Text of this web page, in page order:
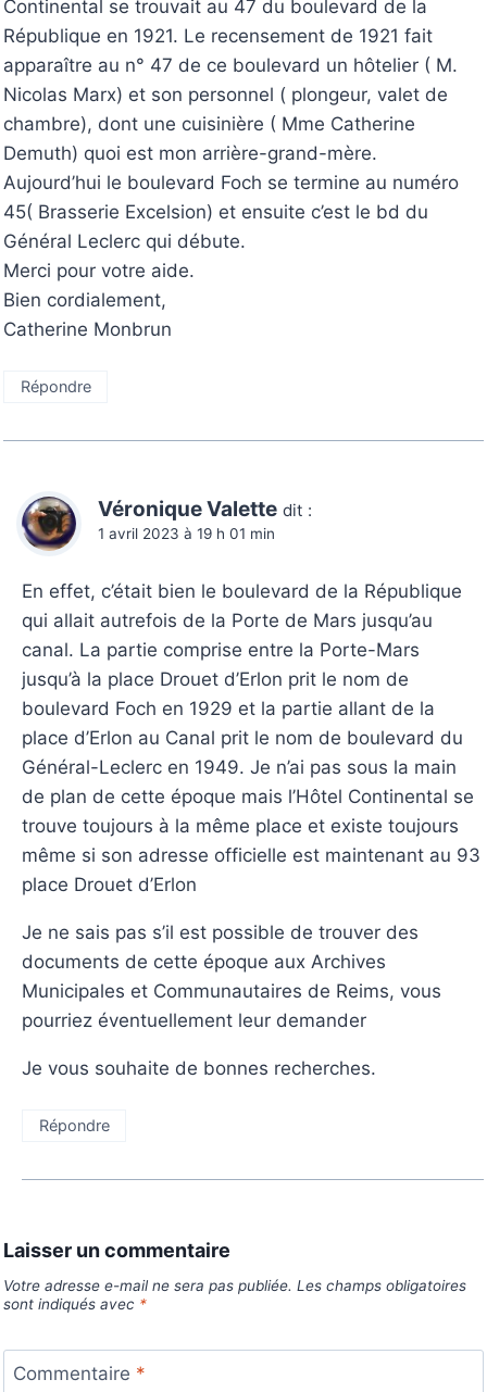
Continental se trouvait au 47 du boulevard de la
République en 1921. Le recensement de 1921 fait
apparaître au n° 47 de ce boulevard un hôtelier ( M.
Nicolas Marx) et son personnel ( plongeur, valet de
chambre), dont une cuisinière ( Mme Catherine
Demuth) quoi est mon arrière-grand-mère.
Aujourd’hui le boulevard Foch se termine au numéro
45( Brasserie Excelsion) et ensuite c’est le bd du
Général Leclerc qui débute.
Merci pour votre aide.
Bien cordialement,
Catherine Monbrun
Répondre
Véronique Valette dit :
1 avril 2023 à 19 h 01 min
En effet, c’était bien le boulevard de la République
qui allait autrefois de la Porte de Mars jusqu’au
canal. La partie comprise entre la Porte-Mars
jusqu’à la place Drouet d’Erlon prit le nom de
boulevard Foch en 1929 et la partie allant de la
place d’Erlon au Canal prit le nom de boulevard du
Général-Leclerc en 1949. Je n’ai pas sous la main
de plan de cette époque mais l’Hôtel Continental se
trouve toujours à la même place et existe toujours
même si son adresse officielle est maintenant au 93
place Drouet d’Erlon
Je ne sais pas s’il est possible de trouver des
documents de cette époque aux Archives
Municipales et Communautaires de Reims, vous
pourriez éventuellement leur demander
Je vous souhaite de bonnes recherches.
Répondre
Laisser un commentaire
Votre adresse e-mail ne sera pas publiée. Les champs obligatoires
sont indiqués avec *
Commentaire *